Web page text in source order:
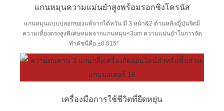
แกนหมุนความแม่นยำสูงพร้อมรอกซิงโครนัส
แกนหมุนแบบปลอกของแท้จากไต้หวัน มี 3 หน้า&2 ด้านหลังญี่ปุ่นรัศมี
ความเที่ยงตรงสูงพิเศษหมดจากแกนหมุน<3um ความแม่นยำในการจัด
ทำดัชนีคือ ±0.015°
เครื่องมือการใช้ชีวิตที่ยืดหยุ่น